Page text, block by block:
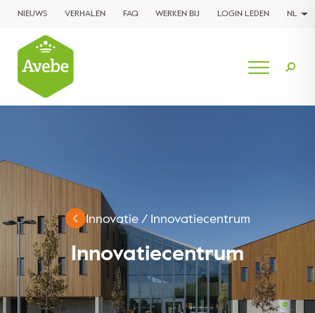
NIEUWS VERHALEN FAQ WERKEN BIJ LOGIN LEDEN NL
Innovatie/ Innovatiecentrum
Innovatiecentrum